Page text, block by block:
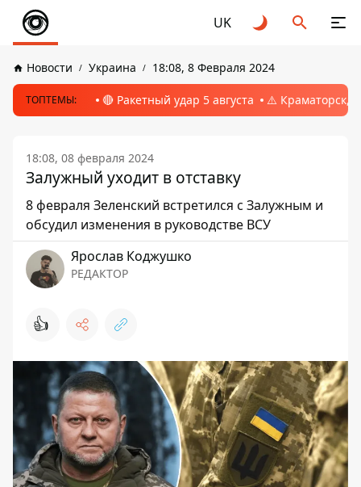
UK
Новости Украина 18:08, 8 Февраля 2024
ТОПТЕМЫ: 🔴 Ракетный удар 5 августа ⚠️ Краматорск,
18:08, 08 февраля 2024
Залужный уходит в отставку
8 февраля Зеленский встретился с Залужным и
обсудил изменения в руководстве ВСУ
Ярослав Коджушко
РЕДАКТОР
👍